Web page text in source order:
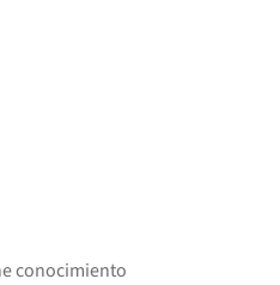
conocimiento